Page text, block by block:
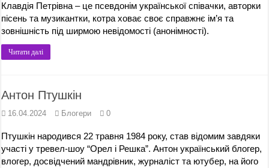
Клавдія Петрівна – це псевдонім української співачки, авторки
пісень та музикантки, котра ховає своє справжнє ім’я та
зовнішність під ширмою невідомості (анонімності).
Читати далі
Антон Птушкін
16.04.2024 Блогери 0
Птушкін народився 22 травня 1984 року, став відомим завдяки
участі у тревел-шоу “Орел і Решка”. Антон український блогер,
влогер, досвідчений мандрівник, журналіст та ютубер, на його